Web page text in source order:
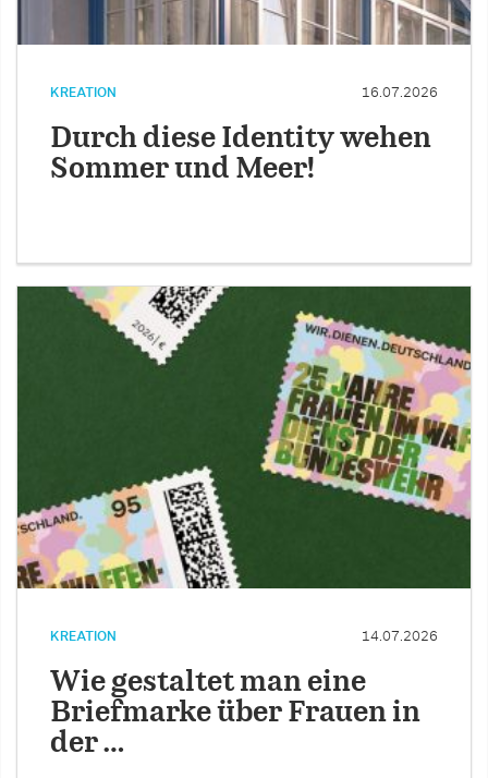
KREATION 16.07.2026
Durch diese Identity wehen
Sommer und Meer!
KREATION 14.07.2026
Wie gestaltet man eine
Briefmarke über Frauen in
der …